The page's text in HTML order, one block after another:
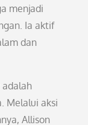
menjadi
Ia aktif
dan
Melalui aksi
Allison